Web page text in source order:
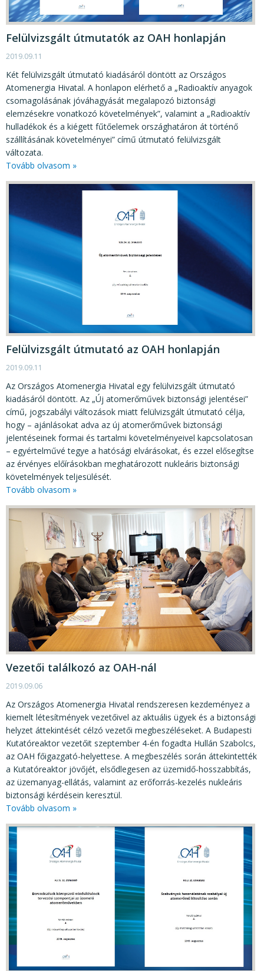
Felülvizsgált útmutatók az OAH honlapján
2019.09.11
Két felülvizsgált útmutató kiadásáról döntött az Országos
Atomenergia Hivatal. A honlapon elérhető a „Radioaktív anyagok
csomagolásának jóváhagyását megalapozó biztonsági
elemzésekre vonatkozó követelmények”, valamint a „Radioaktív
hulladékok és a kiégett fűtőelemek országhatáron át történő
szállításának követelményei” című útmutató felülvizsgált
változata.
Tovább olvasom »
Felülvizsgált útmutató az OAH honlapján
2019.09.11
Az Országos Atomenergia Hivatal egy felülvizsgált útmutató
kiadásáról döntött. Az „Új atomerőművek biztonsági jelentései”
című, jogszabályi változások miatt felülvizsgált útmutató célja,
hogy – ajánlásokat adva az új atomerőművek biztonsági
jelentéseinek formai és tartalmi követelményeivel kapcsolatosan
– egyértelművé tegye a hatósági elvárásokat, és ezzel elősegítse
az érvényes előírásokban meghatározott nukleáris biztonsági
követelmények teljesülését.
Tovább olvasom »
Vezetői találkozó az OAH-nál
2019.09.06
Az Országos Atomenergia Hivatal rendszeresen kezdeményez a
kiemelt létesítmények vezetőivel az aktuális ügyek és a biztonsági
helyzet áttekintését célzó vezetői megbeszéléseket. A Budapesti
Kutatóreaktor vezetőit szeptember 4-én fogadta Hullán Szabolcs,
az OAH főigazgató-helyettese. A megbeszélés során áttekintették
a Kutatóreaktor jövőjét, elsődlegesen az üzemidő-hosszabbítás,
az üzemanyag-ellátás, valamint az erőforrás-kezelés nukleáris
biztonsági kérdésein keresztül.
Tovább olvasom »